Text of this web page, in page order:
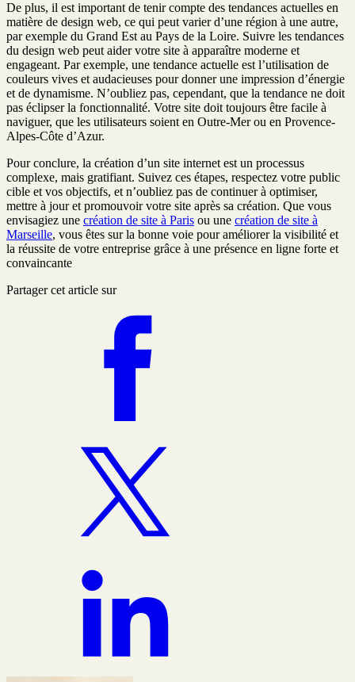
De plus, il est important de tenir compte des tendances actuelles en
matière de design web, ce qui peut varier d’une région à une autre,
par exemple du Grand Est au Pays de la Loire. Suivre les tendances
du design web peut aider votre site à apparaître moderne et
engageant. Par exemple, une tendance actuelle est l’utilisation de
couleurs vives et audacieuses pour donner une impression d’énergie
et de dynamisme. N’oubliez pas, cependant, que la tendance ne doit
pas éclipser la fonctionnalité. Votre site doit toujours être facile à
naviguer, que les utilisateurs soient en Outre-Mer ou en Provence-
Alpes-Côte d’Azur.
Pour conclure, la création d’un site internet est un processus
complexe, mais gratifiant. Suivez ces étapes, respectez votre public
cible et vos objectifs, et n’oubliez pas de continuer à optimiser,
mettre à jour et promouvoir votre site après sa création. Que vous
envisagiez une création de site à Paris ou une création de site à
Marseille, vous êtes sur la bonne voie pour améliorer la visibilité et
la réussite de votre entreprise grâce à une présence en ligne forte et
convaincante
Partager cet article sur